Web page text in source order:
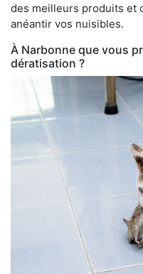
des meilleurs produits et
anéantir vos nuisibles.
À Narbonne que vous
dératisation ?